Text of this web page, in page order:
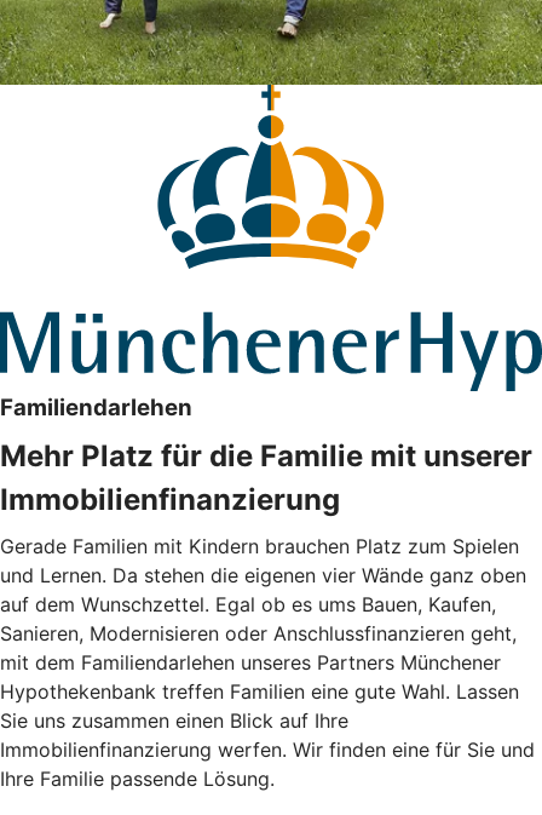
Familiendarlehen
Mehr Platz für die Familie mit unserer
Immobilienfinanzierung
Gerade Familien mit Kindern brauchen Platz zum Spielen
und Lernen. Da stehen die eigenen vier Wände ganz oben
auf dem Wunschzettel. Egal ob es ums Bauen, Kaufen,
Sanieren, Modernisieren oder Anschlussfinanzieren geht,
mit dem Familiendarlehen unseres Partners Münchener
Hypothekenbank treffen Familien eine gute Wahl. Lassen
Sie uns zusammen einen Blick auf Ihre
Immobilienfinanzierung werfen. Wir finden eine für Sie und
Ihre Familie passende Lösung.